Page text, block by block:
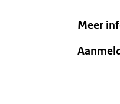
Meer